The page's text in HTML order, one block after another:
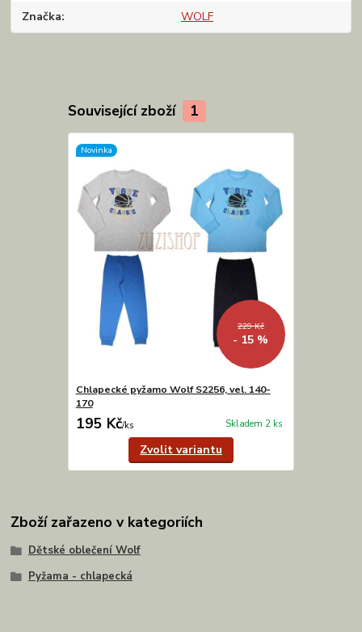
Značka WOLF
Související zboží 1
Novinka
229 Kč
- 15 %
Chlapecké pyžamo Wolf S2256, vel. 140-
170
195 Kč/ks Skladem 2 ks
Zvolit variantu
Zboží zařazeno v kategoriích
Dětské oblečení Wolf
Pyžama - chlapecká